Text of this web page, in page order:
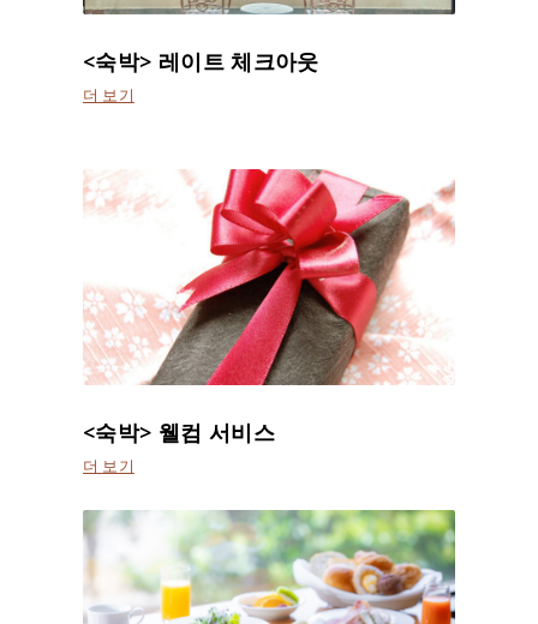
<숙박> 레이트 체크아웃
더 보기
<숙박> 웰컴 서비스
더 보기